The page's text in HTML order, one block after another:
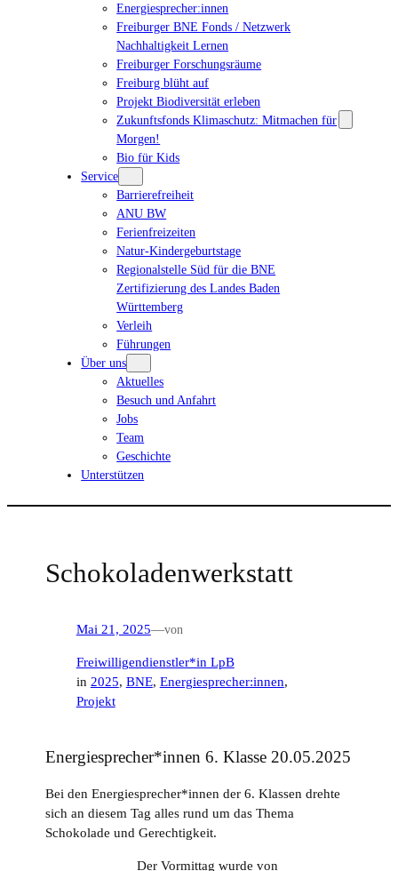
Energiesprecher:innen
Freiburger BNE Fonds / Netzwerk
Nachhaltigkeit Lernen
Freiburger Forschungsräume
Freiburg blüht auf
Projekt Biodiversität erleben
Zukunftsfonds Klimaschutz: Mitmachen für
Morgen!
Bio für Kids
Service
Barrierefreiheit
ANU BW
Ferienfreizeiten
Natur-Kindergeburtstage
Regionalstelle Süd für die BNE
Zertifizierung des Landes Baden
Württemberg
Verleih
Führungen
Über uns
Aktuelles
Besuch und Anfahrt
Jobs
Team
Geschichte
Unterstützen
Schokoladenwerkstatt
Mai 21, 2025—von
Freiwilligendienstler*in LpB
in 2025, BNE, Energiesprecher:innen
Projekt
Energiesprecher*innen 6. Klasse 20.05.2025
Bei den Energiesprecher*innen der 6. Klassen drehte
sich an diesem Tag alles rund um das Thema
Schokolade und Gerechtigkeit.
Der Vormittag wurde von